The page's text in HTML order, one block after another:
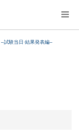
試験当日·結果発表編–